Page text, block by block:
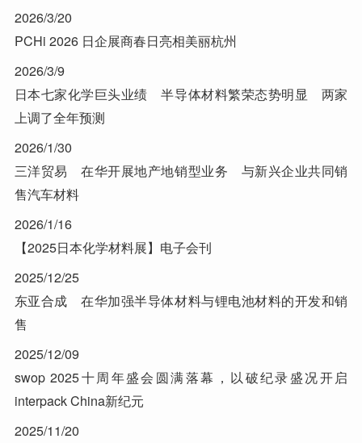
2026/3/20
PCHi 2026 日企展商春日亮相美丽杭州
2026/3/9
日本七家化学巨头业绩 半导体材料繁荣态势明显 两家
上调了全年预测
2026/1/30
三洋贸易 在华开展地产地销型业务 与新兴企业共同销
售汽车材料
2026/1/16
【2025日本化学材料展】电子会刊
2025/12/25
东亚合成 在华加强半导体材料与锂电池材料的开发和销
售
2025/12/09
swop 2025十周年盛会圆满落幕，以破纪录盛况开启
interpack China新纪元
2025/11/20